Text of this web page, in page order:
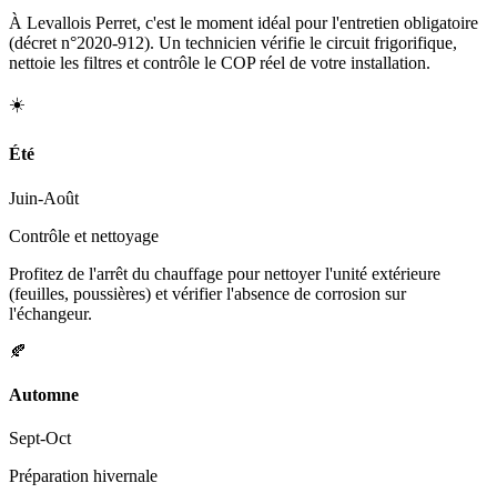
À Levallois Perret, c'est le moment idéal pour l'entretien obligatoire
(décret n°2020-912). Un technicien vérifie le circuit frigorifique,
nettoie les filtres et contrôle le COP réel de votre installation.
☀️
Été
Juin-Août
Contrôle et nettoyage
Profitez de l'arrêt du chauffage pour nettoyer l'unité extérieure
(feuilles, poussières) et vérifier l'absence de corrosion sur
l'échangeur.
🍂
Automne
Sept-Oct
Préparation hivernale